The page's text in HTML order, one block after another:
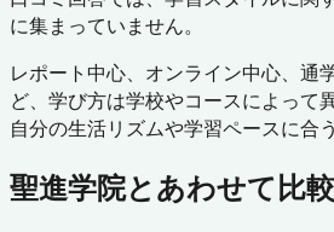
に集まっていません。
レポート中心、オンライン中心、通
ど、学び方は学校やコースによって
自分の生活リズムや学習ペースに合
聖進学院とあわせて比